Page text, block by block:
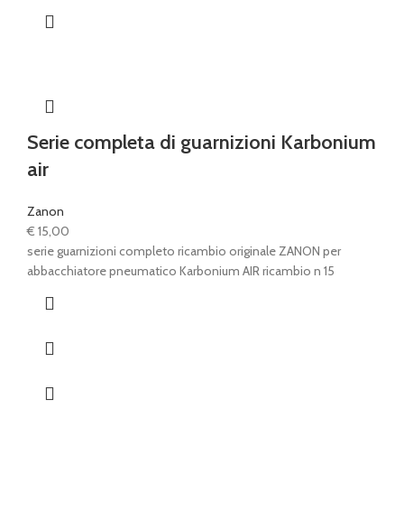
Serie completa di guarnizioni Karbonium
air
Zanon
€ 15,00
serie guarnizioni completo ricambio originale ZANON per
abbacchiatore pneumatico Karbonium AIR ricambio n 15